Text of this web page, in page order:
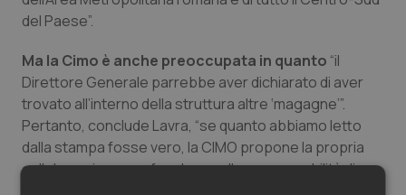
Salute orale & impianti
Sangue & coagulazione
Tiroide
Tumore al seno
del Paese”.
Ma la Cimo è anche preoccupata in quanto “il
Direttore Generale parrebbe aver dichiarato di aver
trovato all’interno della struttura altre ‘magagne’”.
Pertanto, conclude Lavra, “se quanto abbiamo letto
dalla stampa fosse vero, la CIMO propone la propria
collaborazione per fare luce sulle responsabilità di